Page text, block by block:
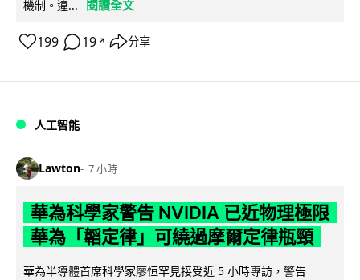
機制。違...
閱讀全文
199 19 ↗ 分享
人工智能
Lawton 7 小時
華為科學家警告 NVIDIA 已近物理極限
華為「韜定律」可繞過摩爾定律瓶頸
華為半導體首席科學家廖恒罕見接受近 5 小時專訪，警告